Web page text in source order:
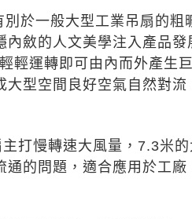
於一般大型工業吊扇的粗
斂的人文美學注入產品
運轉即可由內而外產生
型空間良好空氣自然對
打慢轉速大風量，7.3米
的問題，適合應用於工